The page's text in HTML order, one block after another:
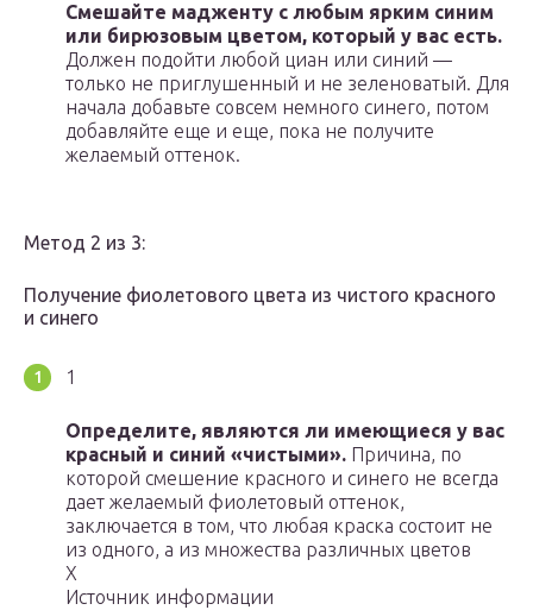
Смешайте мадженту с любым ярким синим
или бирюзовым цветом, который у вас есть.
Должен подойти любой циан или синий —
только не приглушенный и не зеленоватый. Для
начала добавьте совсем немного синего, потом
добавляйте еще и еще, пока не получите
желаемый оттенок.
Метод 2 из 3:
Получение фиолетового цвета из чистого красного
и синего
1
Определите, являются ли имеющиеся у вас
красный и синий «чистыми». Причина, по
которой смешение красного и синего не всегда
дает желаемый фиолетовый оттенок,
заключается в том, что любая краска состоит не
из одного, а из множества различных цветов
X
Источник информации